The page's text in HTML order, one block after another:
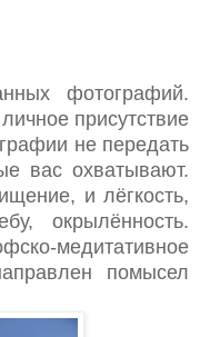
фотографий.
присутствие
не передать
вас охватывают.
и лёгкость,
окрылённость.
медитативное
помысел